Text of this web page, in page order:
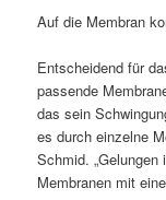
Auf die Membran
Entscheidend für
passende
das sein
es durch einzelne
Schmid.
Membranen mit